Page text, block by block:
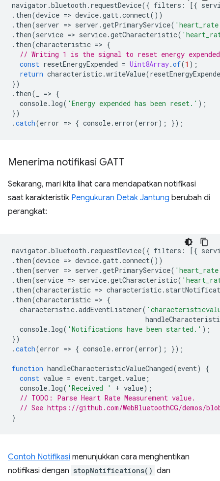
navigator .bluetooth . requestDevice({ filters : [{
. then(device => device.gatt.connect())
. then(server => server .getPrimaryService(
. then(service => service.getCharacteristic(
. then(characteristic => {
// Writing 1 is the signal to reset energy
const resetEnergyExpended = Uint8Array.of(1 );
return characteristic.writeValue(
})
. then( => {
console. log( 'Energy expended has been reset.' );
})
.catch(error => { console. error(error); });
Menerima notifikasi GATT
Sekarang, mari kita lihat cara mendapatkan notifikasi
saat karakteristik Pengukuran Detak Jantung berubah di
perangkat:
navigator .bluetooth . requestDevice({ filters : [{
. then(device => device.gatt.connect())
. then(server => server .getPrimaryService(
. then(service => service.getCharacteristic(
. then(characteristic => characteristic.
. then(characteristic => {
characteristic.addEventListener(
console. log( 'Notifications have been started.' );
})
.catch(error => { console. error(error); });
function handleCharacteristicValueChanged(event)
{
const value = event. target.value ;
console. log( 'Received ' + value);
// TODO: Parse Heart Rate Measurement value.
// See https://github.com/WebBluetoothCG/demos/
}
Contoh Notifikasi menunjukkan cara menghentikan
notifikasi dengan stopNotifications() dan